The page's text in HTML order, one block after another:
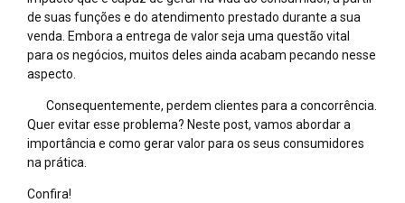
de suas funções e do atendimento prestado durante a sua
venda. Embora a entrega de valor seja uma questão vital
para os negócios, muitos deles ainda acabam pecando nesse
aspecto.
Consequentemente, perdem clientes para a concorrência.
Quer evitar esse problema? Neste post, vamos abordar a
importância e como gerar valor para os seus consumidores
na prática.
Confira!